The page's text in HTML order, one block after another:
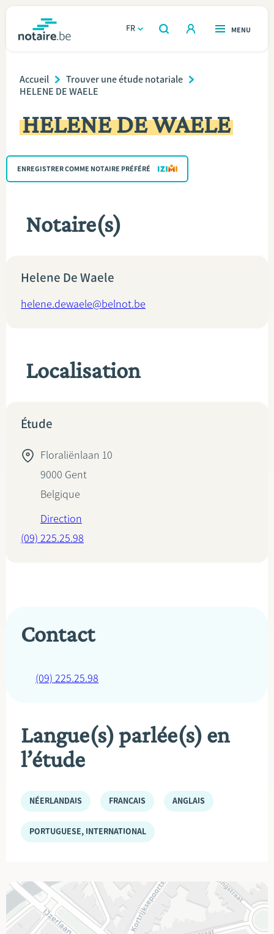
FR
OUVERT
RECHERCHER
OUVERT
MENU
Immobilier
Entreprendre
Le notaire
TROUVER UN NOTAIRE
Breadcrumb
Accueil
Trouver une étude notariale
HELENE DE WAELE
HELENE DE WAELE
ENREGISTRER COMME NOTAIRE PRÉFÉRÉ
Notaire(s)
Helene De Waele
helene.dewaele@belnot.be
Localisation
Étude
Floraliënlaan 10
9000 Gent
Belgique
Direction
(09) 225.25.98
Contact
(09) 225.25.98
Langue(s) parlée(s) en
l’étude
NÉERLANDAIS FRANÇAIS ANGLAIS
PORTUGUESE, INTERNATIONAL